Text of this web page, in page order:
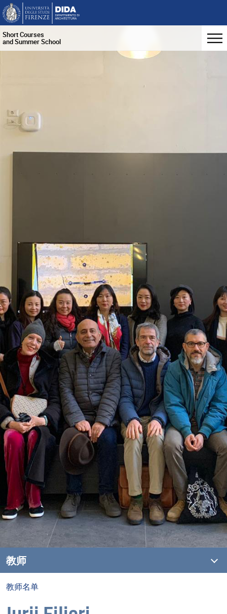
Short Courses
and Summer School
教师名单
教师
教师名单